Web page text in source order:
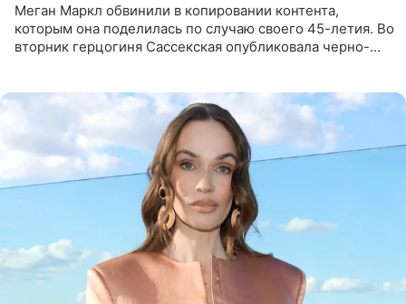
Меган Маркл обвинили в копировании контента,
которым она поделилась по случаю своего 45-летия. Во
вторник герцогиня Сассекская опубликовала черно-